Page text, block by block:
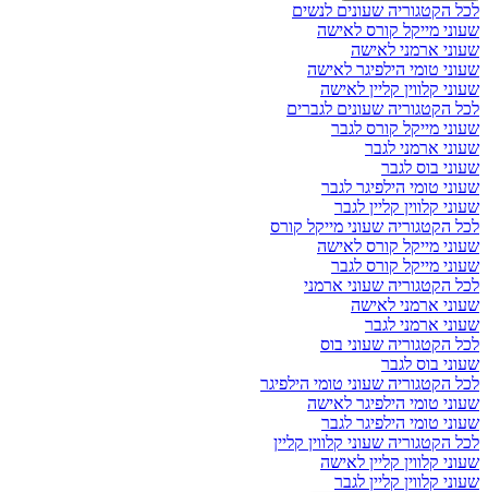
לכל הקטגוריה שעונים לנשים
שעוני מייקל קורס לאישה
שעוני ארמני לאישה
שעוני טומי הילפיגר לאישה
שעוני קלווין קליין לאישה
לכל הקטגוריה שעונים לגברים
שעוני מייקל קורס לגבר
שעוני ארמני לגבר
שעוני בוס לגבר
שעוני טומי הילפיגר לגבר
שעוני קלווין קליין לגבר
לכל הקטגוריה שעוני מייקל קורס
שעוני מייקל קורס לאישה
שעוני מייקל קורס לגבר
לכל הקטגוריה שעוני ארמני
שעוני ארמני לאישה
שעוני ארמני לגבר
לכל הקטגוריה שעוני בוס
שעוני בוס לגבר
לכל הקטגוריה שעוני טומי הילפיגר
שעוני טומי הילפיגר לאישה
שעוני טומי הילפיגר לגבר
לכל הקטגוריה שעוני קלווין קליין
שעוני קלווין קליין לאישה
שעוני קלווין קליין לגבר